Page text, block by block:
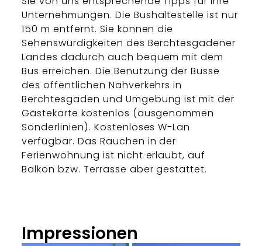
Unternehmungen. Die Bushaltestelle ist nur
150 m entfernt. Sie können die
Sehenswürdigkeiten des Berchtesgadener
Landes dadurch auch bequem mit dem
Bus erreichen. Die Benutzung der Busse
des öffentlichen Nahverkehrs in
Berchtesgaden und Umgebung ist mit der
Gästekarte kostenlos (ausgenommen
Sonderlinien). Kostenloses W-Lan
verfügbar. Das Rauchen in der
Ferienwohnung ist nicht erlaubt, auf
Balkon bzw. Terrasse aber gestattet.
Impressionen